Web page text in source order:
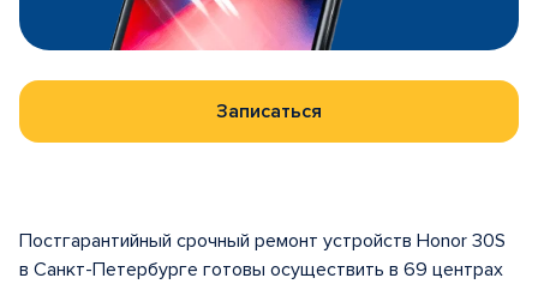
Записаться
Постгарантийный срочный ремонт устройств Honor 30S
в Санкт-Петербурге готовы осуществить в 69 центрах